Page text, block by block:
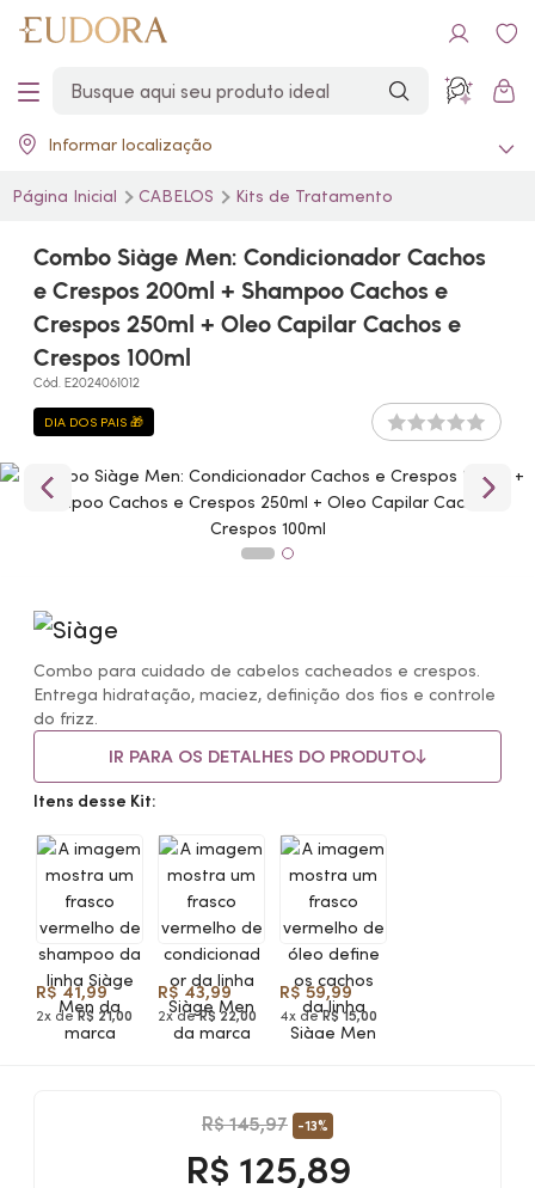
Informar localização
Página Inicial CABELOS Kits de Tratamento
Combo Siàge Men: Condicionador Cachos
e Crespos 200ml + Shampoo Cachos e
Crespos 250ml + Oleo Capilar Cachos e
Crespos 100ml
Cód. E2024061012
DIA DOS PAIS 🎁
Combo para cuidado de cabelos cacheados e crespos.
Entrega hidratação, maciez, definição dos fios e controle
do frizz.
IR PARA OS DETALHES DO PRODUTO
Itens desse Kit:
R$ 41,99
2x deR$ 21,00
R$ 43,99
2x deR$ 22,00
R$ 59,99
4x deR$ 15,00
R$ 145,97 -13%
R$ 125,89